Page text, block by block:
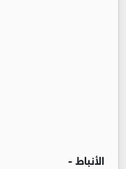
الأنباط -